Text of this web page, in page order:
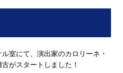
室にて、演出家のカロリーネ・
がスタートしました！